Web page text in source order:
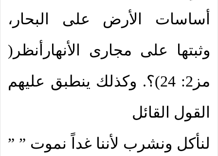
أساسات الأرض على البحار،
وثبتها على مجارى الأنهار
) أنظر
مز2: 24)؟. وكذلك ينطبق عليهم
القول القائل
” لنأكل ونشرب لأننا غداً نموت ”